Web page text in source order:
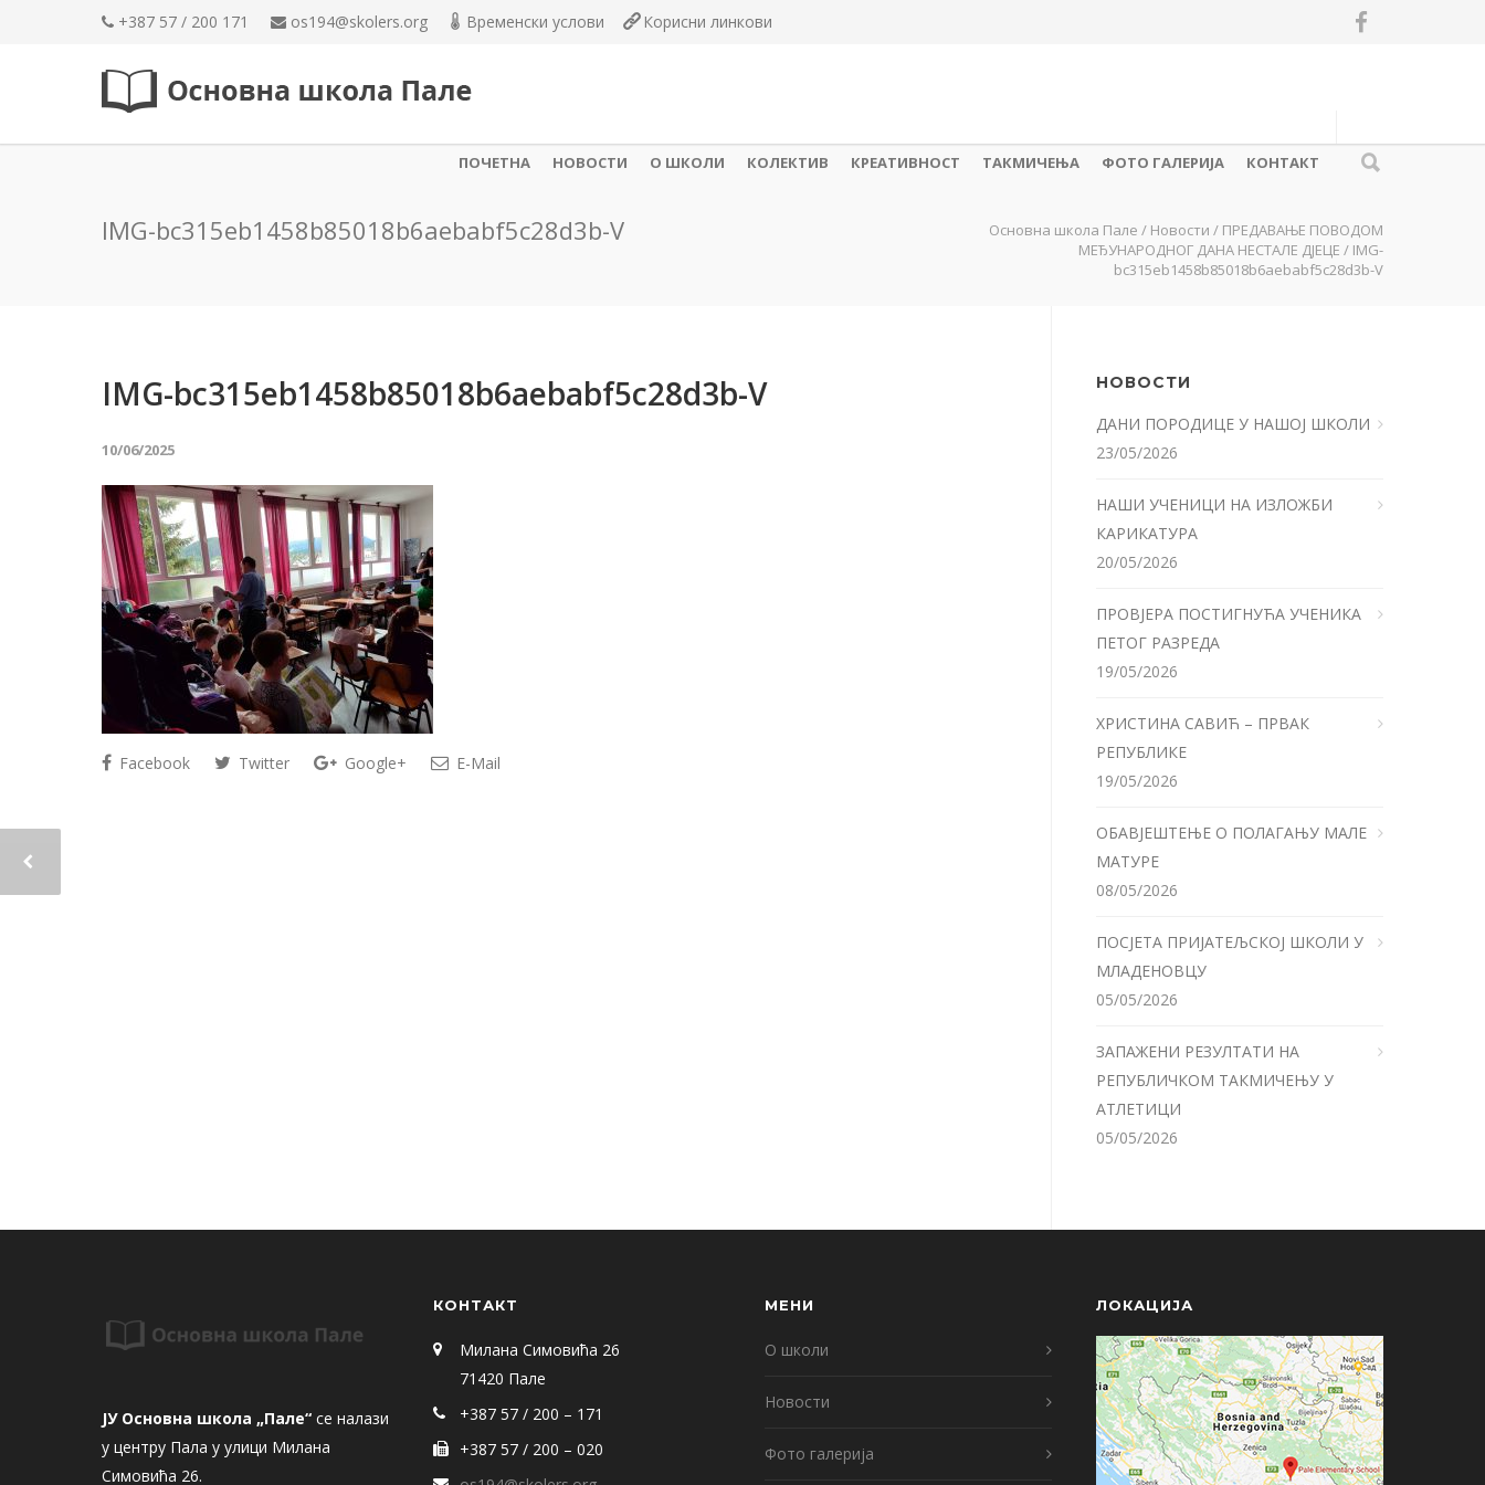
+387 57 / 200 171 os194@skolers.org Временски услови Корисни линкови
ПОЧЕТНА НОВОСТИ О ШКОЛИ КОЛЕКТИВ КРЕАТИВНОСТ ТАКМИЧЕЊА ФОТО ГАЛЕРИЈА КОНТАКТ
IMG-bc315eb1458b85018b6aebabf5c28d3b-V Основна школа Пале / Новости / ПРЕДАВАЊЕ ПОВОДОМ
МЕЂУНАРОДНОГ ДАНА НЕСТАЛЕ ДЈЕЦЕ / IMG-
bc315eb1458b85018b6aebabf5c28d3b-V
IMG-bc315eb1458b85018b6aebabf5c28d3b-V
10/06/2025
Facebook Twitter Google+ E-Mail
НОВОСТИ
ДАНИ ПОРОДИЦЕ У НАШОЈ ШКОЛИ
23/05/2026
НАШИ УЧЕНИЦИ НА ИЗЛОЖБИ
КАРИКАТУРА
20/05/2026
ПРОВЈЕРА ПОСТИГНУЋА УЧЕНИКА
ПЕТОГ РАЗРЕДА
19/05/2026
ХРИСТИНА САВИЋ – ПРВАК
РЕПУБЛИКЕ
19/05/2026
ОБАВЈЕШТЕЊЕ О ПОЛАГАЊУ МАЛЕ
МАТУРЕ
08/05/2026
ПОСЈЕТА ПРИЈАТЕЉСКОЈ ШКОЛИ У
МЛАДЕНОВЦУ
05/05/2026
ЗАПАЖЕНИ РЕЗУЛТАТИ НА
РЕПУБЛИЧКОМ ТАКМИЧЕЊУ У
АТЛЕТИЦИ
05/05/2026
ЈУ Основна школа „Пале“ се налази
у центру Пала у улици Милана
Симовића 26.
КОНТАКТ
Милана Симовића 26
71420 Пале
+387 57 / 200 – 171
+387 57 / 200 – 020
МЕНИ
О школи
Новости
Фото галерија
ЛОКАЦИЈА